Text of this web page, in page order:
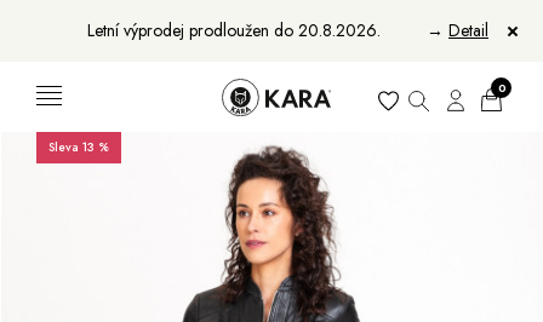
Letní výprodej prodloužen do 20.8.2026. → Detail
Muži
Bundy, kabáty a vesty
Aktovky, tašky a batohy
Peněženky
0
Sleva 13 %